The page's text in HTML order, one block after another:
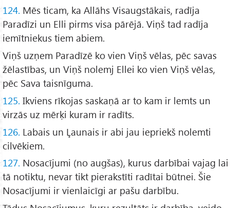
124. Mēs ticam, ka Allāhs Visaugstākais, radīja
Paradīzi un Elli pirms visa pārējā. Viņš tad radīja
iemītniekus tiem abiem.
Viņš uzņem Paradīzē ko vien Viņš vēlas, pēc savas
žēlastības, un Viņš nolemj Ellei ko vien Viņš vēlas,
pēc Sava taisnīguma.
125. Ikviens rīkojas saskaņā ar to kam ir lemts un
virzās uz mērķi kuram ir radīts.
126. Labais un Ļaunais ir abi jau iepriekš nolemti
cilvēkiem.
127. Nosacījumi (no augšas), kurus darbībai vajag lai
tā notiktu, nevar tikt pierakstīti radītai būtnei. Šie
Nosacījumi ir vienlaicīgi ar pašu darbību.